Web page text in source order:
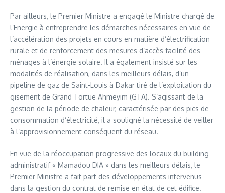
Par ailleurs, le Premier Ministre a engagé le Ministre chargé de
l’Energie à entreprendre les démarches nécessaires en vue de
l’accélération des projets en cours en matière d’électrification
rurale et de renforcement des mesures d’accès facilité des
ménages à l’énergie solaire. Il a également insisté sur les
modalités de réalisation, dans les meilleurs délais, d’un
pipeline de gaz de Saint-Louis à Dakar tiré de l’exploitation du
gisement de Grand Tortue Ahmeyim (GTA). S’agissant de la
gestion de la période de chaleur, caractérisée par des pics de
consommation d’électricité, il a souligné la nécessité de veiller
à l’approvisionnement conséquent du réseau.
En vue de la réoccupation progressive des locaux du building
administratif « Mamadou DIA » dans les meilleurs délais, le
Premier Ministre a fait part des développements intervenus
dans la gestion du contrat de remise en état de cet édifice.